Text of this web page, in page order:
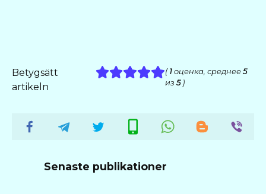
Betygsätt
artikeln
( 1оценка, среднее 5
из 5)
Senaste publikationer